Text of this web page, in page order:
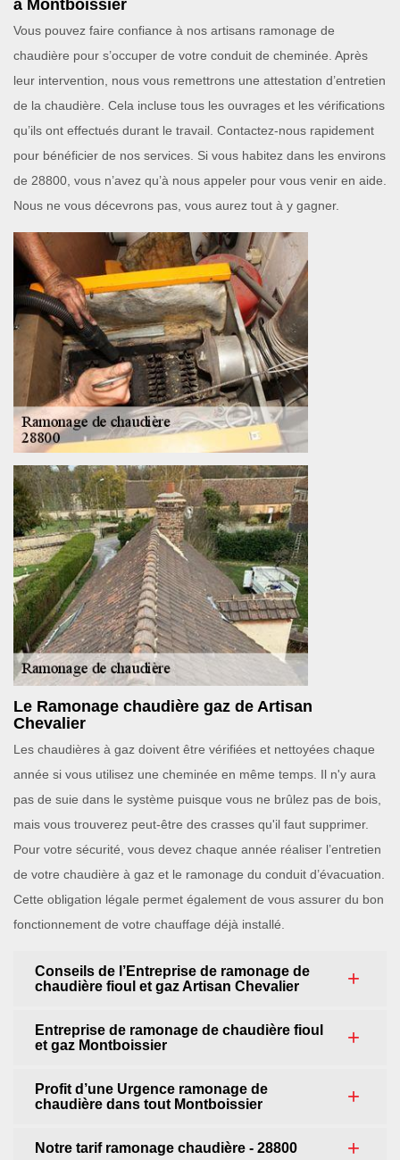
à Montboissier
Vous pouvez faire confiance à nos artisans ramonage de
chaudière pour s’occuper de votre conduit de cheminée. Après
leur intervention, nous vous remettrons une attestation d’entretien
de la chaudière. Cela incluse tous les ouvrages et les vérifications
qu’ils ont effectués durant le travail. Contactez-nous rapidement
pour bénéficier de nos services. Si vous habitez dans les environs
de 28800, vous n’avez qu’à nous appeler pour vous venir en aide.
Nous ne vous décevrons pas, vous aurez tout à y gagner.
Le Ramonage chaudière gaz de Artisan
Chevalier
Les chaudières à gaz doivent être vérifiées et nettoyées chaque
année si vous utilisez une cheminée en même temps. Il n'y aura
pas de suie dans le système puisque vous ne brûlez pas de bois,
mais vous trouverez peut-être des crasses qu'il faut supprimer.
Pour votre sécurité, vous devez chaque année réaliser l’entretien
de votre chaudière à gaz et le ramonage du conduit d’évacuation.
Cette obligation légale permet également de vous assurer du bon
fonctionnement de votre chauffage déjà installé.
Conseils de l’Entreprise de ramonage de
chaudière fioul et gaz Artisan Chevalier
Entreprise de ramonage de chaudière fioul
et gaz Montboissier
Profit d’une Urgence ramonage de
chaudière dans tout Montboissier
Notre tarif ramonage chaudière - 28800